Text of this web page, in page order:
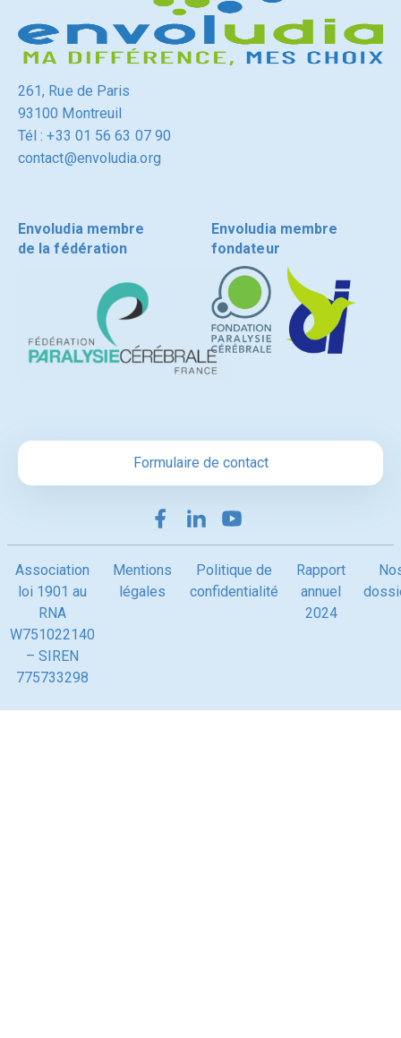
261, Rue de Paris
93100 Montreuil
Tél : +33 01 56 63 07 90
contact@envoludia.org
Envoludia membre
de la fédération
Envoludia membre
fondateur
Formulaire de contact
Association
loi 1901 au
RNA
W751022140
– SIREN
775733298
Mentions
légales
Politique de
confidentialité
Rapport
annuel
2024